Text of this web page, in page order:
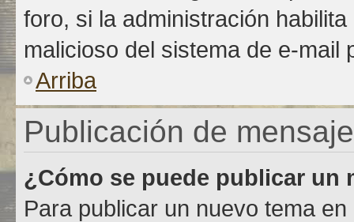
foro, si la administración
malicioso del sistema de e-mail
Arriba
Publicación de
¿Cómo se puede publicar un
Para publicar un nuevo tema